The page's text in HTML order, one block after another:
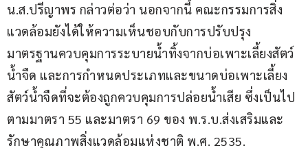
น.ส.ปรีญาพร กล่าวต่อว่า นอกจากนี้ คณะกรรมการสิ่ง
แวดล้อมยังได้ให้ความเห็นชอบกับการปรับปรุง
มาตรฐานควบคุมการระบายน้ำทิ้งจากบ่อเพาะเลี้ยงสัตว์
น้ำจืด และการกำหนดประเภทและขนาดบ่อเพาะเลี้ยง
สัตว์น้ำจืดที่จะต้องถูกควบคุมการปล่อยน้ำเสีย ซึ่งเป็นไป
ตามมาตรา 55 และมาตรา 69 ของ พ.ร.บ.ส่งเสริมและ
รักษาคุณภาพสิ่งแวดล้อมแห่งชาติ พ.ศ. 2535.